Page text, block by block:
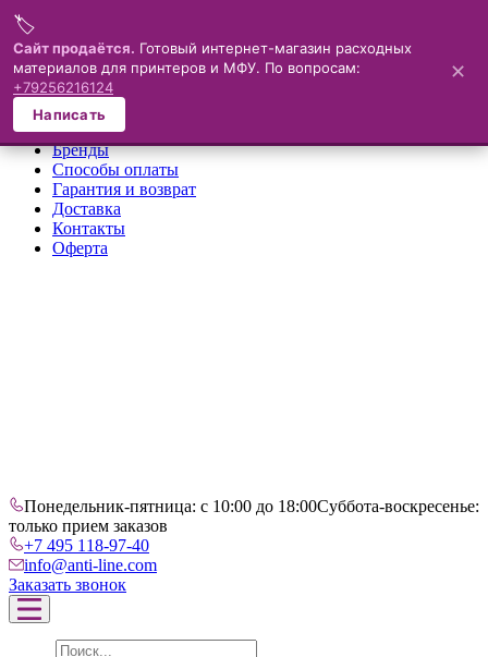
Меню
×
О компании
Каталог
Бренды
Способы оплаты
Гарантия и возврат
Доставка
Контакты
Оферта
Понедельник-пятница: с 10:00 до 18:00Суббота-воскресенье:
только прием заказов
+7 495 118-97-40
info@anti-line.com
Заказать звонок
🏷️
Сайт продаётся. Готовый интернет-магазин расходных
материалов для принтеров и МФУ. По вопросам:
+79256216124
Написать
✕